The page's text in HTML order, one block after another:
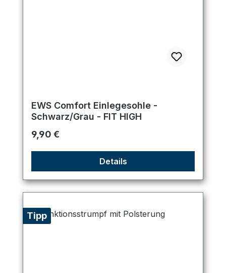
EWS Comfort Einlegesohle -
Schwarz/Grau - FIT HIGH
Regulärer Preis:
9,90 €
Details
Tipp